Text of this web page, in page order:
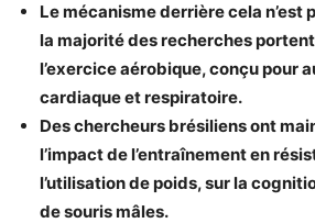
Le mécanisme derrière cela n’est
la majorité des recherches
l’exercice aérobique, conçu pour
cardiaque et respiratoire.
Des chercheurs brésiliens ont
l’impact de l’entraînement en
l’utilisation de poids, sur la
de souris mâles.